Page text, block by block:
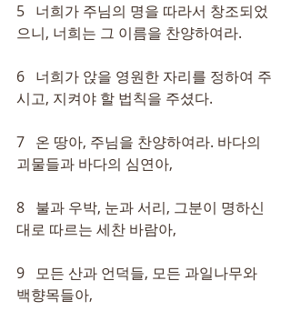
5   너희가 주님의 명을 따라서 창조되었
으니, 너희는 그 이름을 찬양하여라.
6   너희가 앉을 영원한 자리를 정하여 주
시고, 지켜야 할 법칙을 주셨다.
7   온 땅아, 주님을 찬양하여라. 바다의
괴물들과 바다의 심연아,
8   불과 우박, 눈과 서리, 그분이 명하신
대로 따르는 세찬 바람아,
9   모든 산과 언덕들, 모든 과일나무와
백향목들아,